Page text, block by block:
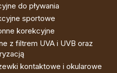
do pływania
sportowe
korekcyjne
z filtrem UVA i UVB oraz
kontaktowe i okularowe